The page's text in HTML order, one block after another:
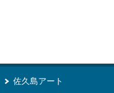
佐久島アート